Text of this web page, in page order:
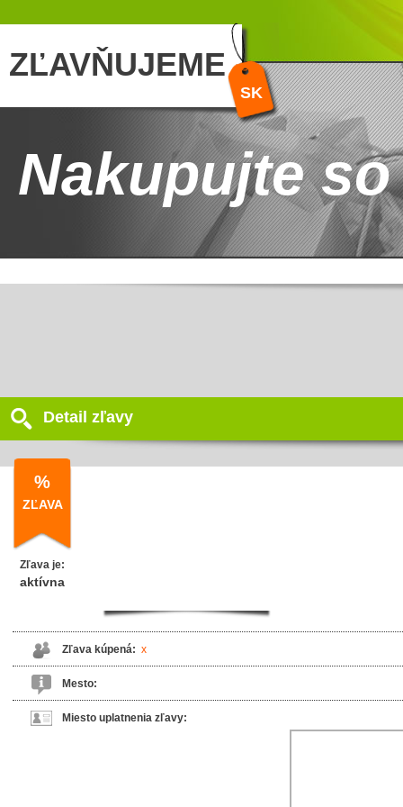
ZĽAVŇUJEME
SK
Nakupujte
Detail zľavy
%
ZĽAVA
Zľava je:
aktívna
Zľava kúpená: x
Mesto:
Miesto uplatnenia zľavy: